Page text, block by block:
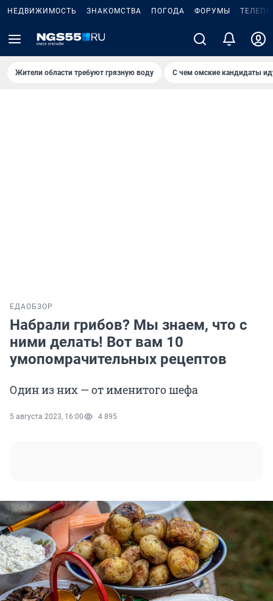
НЕДВИЖИМОСТЬ ЗНАКОМСТВА ПОГОДА ФОРУМЫ
Жители области требуют грязную воду С чем омские кандидаты
ЕДАОБЗОР
Набрали грибов? Мы знаем, что с
ними делать! Вот вам 10
умопомрачительных рецептов
Один из них — от именитого шефа
5 августа 2023, 16:00 4 895